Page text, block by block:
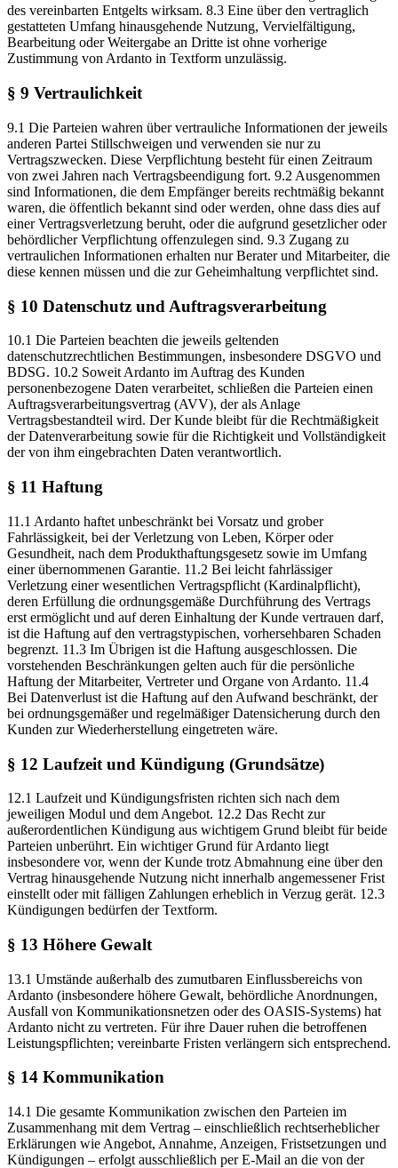
des vereinbarten Entgelts wirksam. 8.3 Eine über den vertraglich
gestatteten Umfang hinausgehende Nutzung, Vervielfältigung,
Bearbeitung oder Weitergabe an Dritte ist ohne vorherige
Zustimmung von Ardanto in Textform unzulässig.
§ 9 Vertraulichkeit
9.1 Die Parteien wahren über vertrauliche Informationen der jeweils
anderen Partei Stillschweigen und verwenden sie nur zu
Vertragszwecken. Diese Verpflichtung besteht für einen Zeitraum
von zwei Jahren nach Vertragsbeendigung fort. 9.2 Ausgenommen
sind Informationen, die dem Empfänger bereits rechtmäßig bekannt
waren, die öffentlich bekannt sind oder werden, ohne dass dies auf
einer Vertragsverletzung beruht, oder die aufgrund gesetzlicher oder
behördlicher Verpflichtung offenzulegen sind. 9.3 Zugang zu
vertraulichen Informationen erhalten nur Berater und Mitarbeiter, die
diese kennen müssen und die zur Geheimhaltung verpflichtet sind.
§ 10 Datenschutz und Auftragsverarbeitung
10.1 Die Parteien beachten die jeweils geltenden
datenschutzrechtlichen Bestimmungen, insbesondere DSGVO und
BDSG. 10.2 Soweit Ardanto im Auftrag des Kunden
personenbezogene Daten verarbeitet, schließen die Parteien einen
Auftragsverarbeitungsvertrag (AVV), der als Anlage
Vertragsbestandteil wird. Der Kunde bleibt für die Rechtmäßigkeit
der Datenverarbeitung sowie für die Richtigkeit und Vollständigkeit
der von ihm eingebrachten Daten verantwortlich.
§ 11 Haftung
11.1 Ardanto haftet unbeschränkt bei Vorsatz und grober
Fahrlässigkeit, bei der Verletzung von Leben, Körper oder
Gesundheit, nach dem Produkthaftungsgesetz sowie im Umfang
einer übernommenen Garantie. 11.2 Bei leicht fahrlässiger
Verletzung einer wesentlichen Vertragspflicht (Kardinalpflicht),
deren Erfüllung die ordnungsgemäße Durchführung des Vertrags
erst ermöglicht und auf deren Einhaltung der Kunde vertrauen darf,
ist die Haftung auf den vertragstypischen, vorhersehbaren Schaden
begrenzt. 11.3 Im Übrigen ist die Haftung ausgeschlossen. Die
vorstehenden Beschränkungen gelten auch für die persönliche
Haftung der Mitarbeiter, Vertreter und Organe von Ardanto. 11.4
Bei Datenverlust ist die Haftung auf den Aufwand beschränkt, der
bei ordnungsgemäßer und regelmäßiger Datensicherung durch den
Kunden zur Wiederherstellung eingetreten wäre.
§ 12 Laufzeit und Kündigung (Grundsätze)
12.1 Laufzeit und Kündigungsfristen richten sich nach dem
jeweiligen Modul und dem Angebot. 12.2 Das Recht zur
außerordentlichen Kündigung aus wichtigem Grund bleibt für beide
Parteien unberührt. Ein wichtiger Grund für Ardanto liegt
insbesondere vor, wenn der Kunde trotz Abmahnung eine über den
Vertrag hinausgehende Nutzung nicht innerhalb angemessener Frist
einstellt oder mit fälligen Zahlungen erheblich in Verzug gerät. 12.3
Kündigungen bedürfen der Textform.
§ 13 Höhere Gewalt
13.1 Umstände außerhalb des zumutbaren Einflussbereichs von
Ardanto (insbesondere höhere Gewalt, behördliche Anordnungen,
Ausfall von Kommunikationsnetzen oder des OASIS-Systems) hat
Ardanto nicht zu vertreten. Für ihre Dauer ruhen die betroffenen
Leistungspflichten; vereinbarte Fristen verlängern sich entsprechend.
§ 14 Kommunikation
14.1 Die gesamte Kommunikation zwischen den Parteien im
Zusammenhang mit dem Vertrag – einschließlich rechtserheblicher
Erklärungen wie Angebot, Annahme, Anzeigen, Fristsetzungen und
Kündigungen – erfolgt ausschließlich per E-Mail an die von der